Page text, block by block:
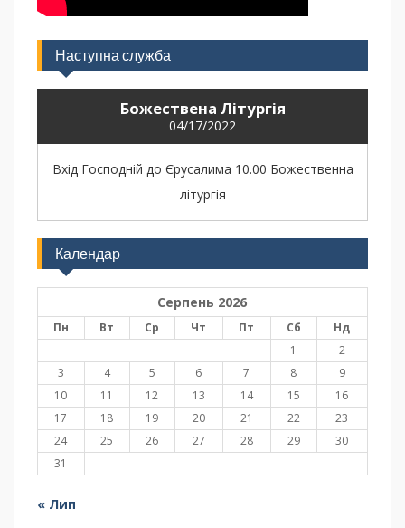
Наступна служба
Божествена Літургія
04/17/2022
Вхід Господній до Єрусалима 10.00 Божественна
літургія
Календар
Серпень 2026
Пн Вт Ср Чт Пт Сб
Нд
1
2
3
4 5 6 7 8
9
10
11 12 13 14 15
16
17
18 19 20 21 22
23
24
25 26 27 28 29
30
31
« Лип